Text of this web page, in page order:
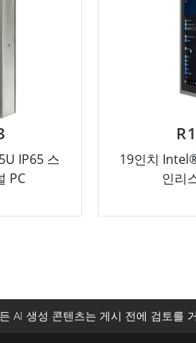
IP65 스
PC
19인치
인리
AI 생성 콘텐츠는 게시 전에 검토를